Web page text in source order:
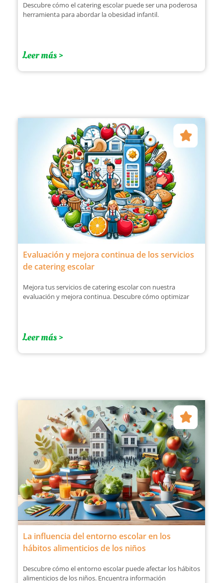
Descubre cómo el catering escolar puede ser una poderosa
herramienta para abordar la obesidad infantil.
Leer más >
Evaluación y mejora continua de los servicios
de catering escolar
Mejora tus servicios de catering escolar con nuestra
evaluación y mejora continua. Descubre cómo optimizar
Leer más >
La influencia del entorno escolar en los
hábitos alimenticios de los niños
Descubre cómo el entorno escolar puede afectar los hábitos
alimenticios de los niños. Encuentra información